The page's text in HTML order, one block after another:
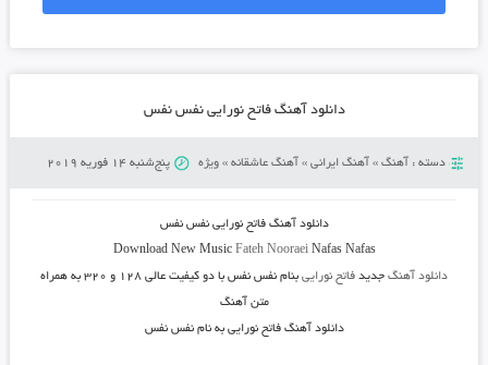
دانلود آهنگ فاتح نورایی نفس نفس
دسته : آهنگ» آهنگ ایرانی» آهنگ عاشقانه» ویژه پنج‌شنبه 14 فوریه 2019
دانلود آهنگفاتح نورایی نفس نفس
Download New Music Fateh NooraeiNafas Nafas
دانلود آهنگجدید فاتح نوراییبنام نفس نفس
با دو کیفیت عالی ۱۲۸ و ۳۲۰ به همراه
متن آهنگ
دانلود آهنگ فاتح نورایی به نام نفس نفس